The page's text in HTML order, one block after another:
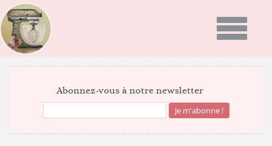
Toggle
PRÉSENTATION
PROGRAMMES
Abonnez-vous à notre newsletter